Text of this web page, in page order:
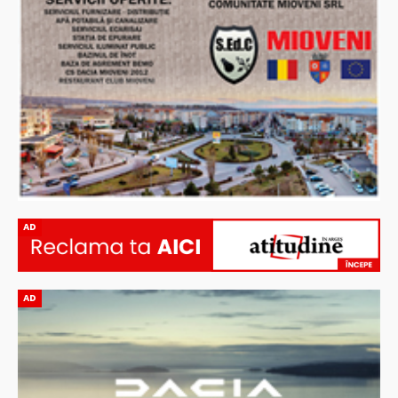
AD
AD